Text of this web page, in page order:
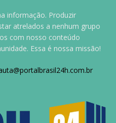
informação. Produzir
atrelados a nenhum grupo
com nosso conteúdo
Essa é nossa missão!